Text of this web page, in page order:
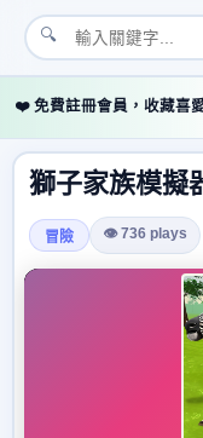
🔍
❤️ 免費註冊會員，收藏喜
獅子家族模擬
冒險 👁 736 plays